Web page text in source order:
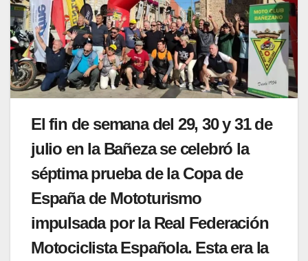
El fin de semana del 29, 30 y 31 de
julio en la Bañeza se celebró la
séptima prueba de la Copa de
España de Mototurismo
impulsada por la Real Federación
Motociclista Española. Esta era la